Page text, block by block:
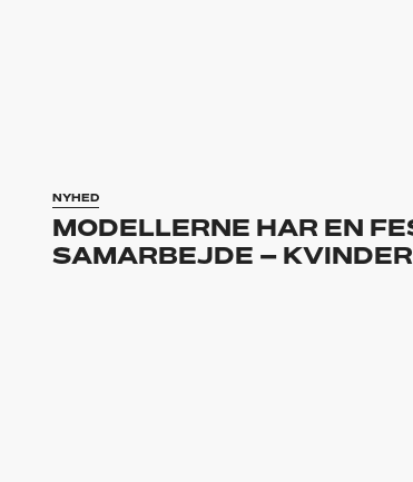
NYHED
MODELLERNE HAR EN
SAMARBEJDE –